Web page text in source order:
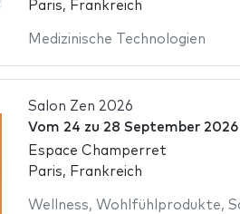
Paris, Frankreich
Medizinische Technologien
Salon Zen 2026
Vom 24 zu 28 September 2026
Espace Champerret
Paris, Frankreich
Wellness, Wohlfühlprodukte,